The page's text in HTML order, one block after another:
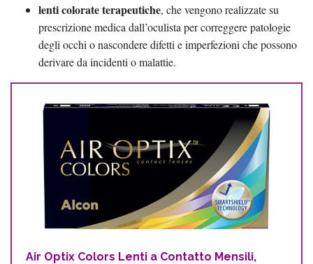
lenti colorate terapeutiche, che vengono realizzate su
prescrizione medica dall’oculista per correggere patologie
degli occhi o nascondere difetti e imperfezioni che possono
derivare da incidenti o malattie.
Air Optix Colors Lenti a Contatto Mensili,